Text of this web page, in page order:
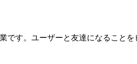
す。ユーザーと友達になることを